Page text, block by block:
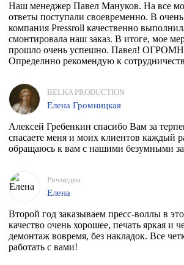
Наш менеджер Павел Мануков. На все
ответы поступали своевременно. В
компания Pressroll качественно
смонтировала наш заказ. В итоге, мое
прошло очень успешно. Павел!
Определнно рекомендую к
BELKA PRODUCTION
Елена Громницкая
Алексей Гребенкин спасибо Вам за
спасаете меня и моих клиентов каждый
обращаюсь к вам с нашими безумными
Ричмедиа
Елена
Второй год заказываем пресс-воллы в
качество очень хорошее, печать яркая и
демонтаж вовремя, без накладок. Все
работать с вами!